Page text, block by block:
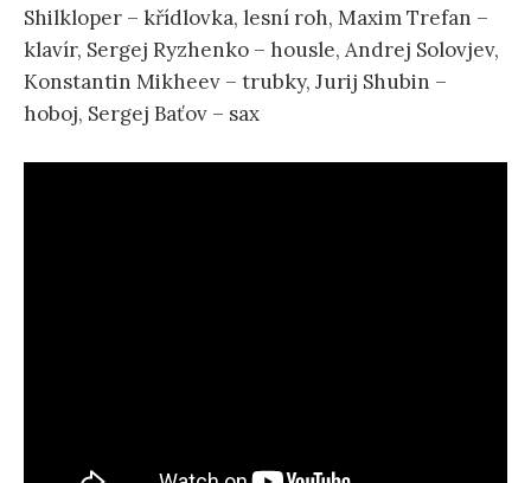
Shilkloper – křídlovka, lesní roh, Maxim Trefan –
klavír, Sergej Ryzhenko – housle, Andrej Solovjev,
Konstantin Mikheev – trubky, Jurij Shubin –
hoboj, Sergej Baťov – sax